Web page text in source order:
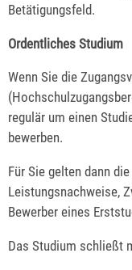
Betätigungsfeld.
Ordentliches Studium
Wenn Sie die
regulär um einen
bewerben.
Für Sie gelten dann
Leistungsnachweise,
Bewerber eines
Das Studium schließt